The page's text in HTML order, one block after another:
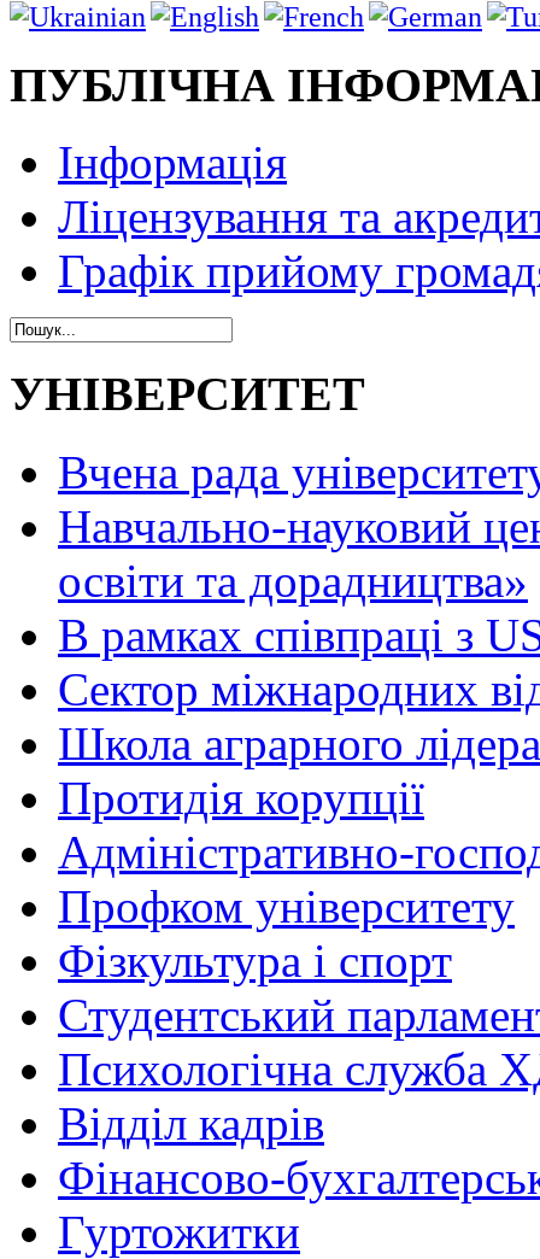
ПУБЛІЧНА
Інформація
Ліцензування та
Графік прийому
УНІВЕРСИТЕТ
Вчена рада
Навчально-науковий
освіти та дорадництва»
В рамках співпраці з
Сектор міжнародних
Школа аграрного лідера
Протидія корупції
Адміністративно-
Профком університету
Фізкультура і спорт
Студентський
Психологічна служба
Відділ кадрів
Фінансово-
Гуртожитки